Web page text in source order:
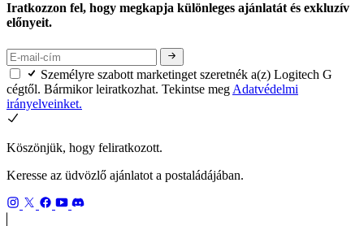
Iratkozzon fel, hogy megkapja különleges ajánlatát és exkluzív
előnyeit.
Személyre szabott marketinget szeretnék a(z) Logitech G
cégtől. Bármikor leiratkozhat. Tekintse meg Adatvédelmi
irányelveinket.
Köszönjük, hogy feliratkozott.
Keresse az üdvözlő ajánlatot a postaládájában.